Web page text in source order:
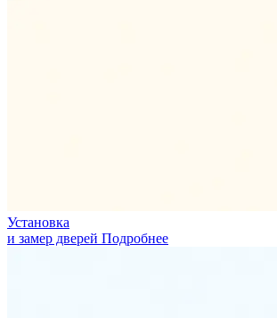
Установка
и замер дверей Подробнее